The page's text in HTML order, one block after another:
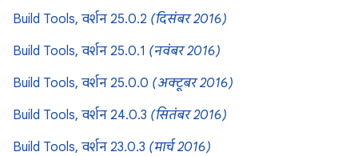
Build Tools, वर्शन 25.0.2 (दिसंबर 2016)
Build Tools, वर्शन 25.0.1 (नवंबर 2016)
Build Tools, वर्शन 25.0.0 (अक्टूबर 2016)
Build Tools, वर्शन 24.0.3 (सितंबर 2016)
Build Tools, वर्शन 23.0.3 (मार्च 2016)